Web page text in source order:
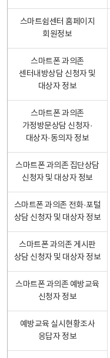
스마트쉼센터 홈페이지
회원정보
스마트폰 과의존
센터내방상담 신청자 및
대상자 정보
스마트폰 과의존
가정방문상담 신청자·
대상자·동의자 정보
스마트폰 과의존 집단상담
신청자 및 대상자 정보
스마트폰 과의존 전화·포털
상담 신청자 및 대상자 정보
스마트폰 과의존 게시판
상담 신청자 및 대상자 정보
스마트폰 과의존 예방교육
신청자 정보
예방교육 실시현황조사
응답자 정보